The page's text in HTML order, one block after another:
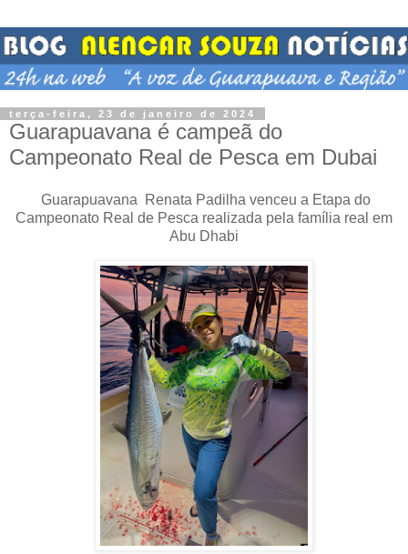
terça-feira, 23 de janeiro de 2024
Guarapuavana é campeã do
Campeonato Real de Pesca em Dubai
Guarapuavana Renata Padilha venceu a Etapa do
Campeonato Real de Pesca realizada pela família real em
Abu Dhabi